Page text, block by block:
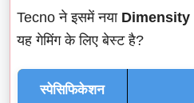
Tecno ने इसमें नया Dimensity
यह गेमिंग के लिए बेस्ट है?
स्पेसिफिकेशन